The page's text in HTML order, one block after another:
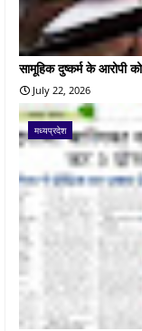
सामूहिक दुष्कर्म के आरोपी
July 22, 2026
मध्यप्रदेश